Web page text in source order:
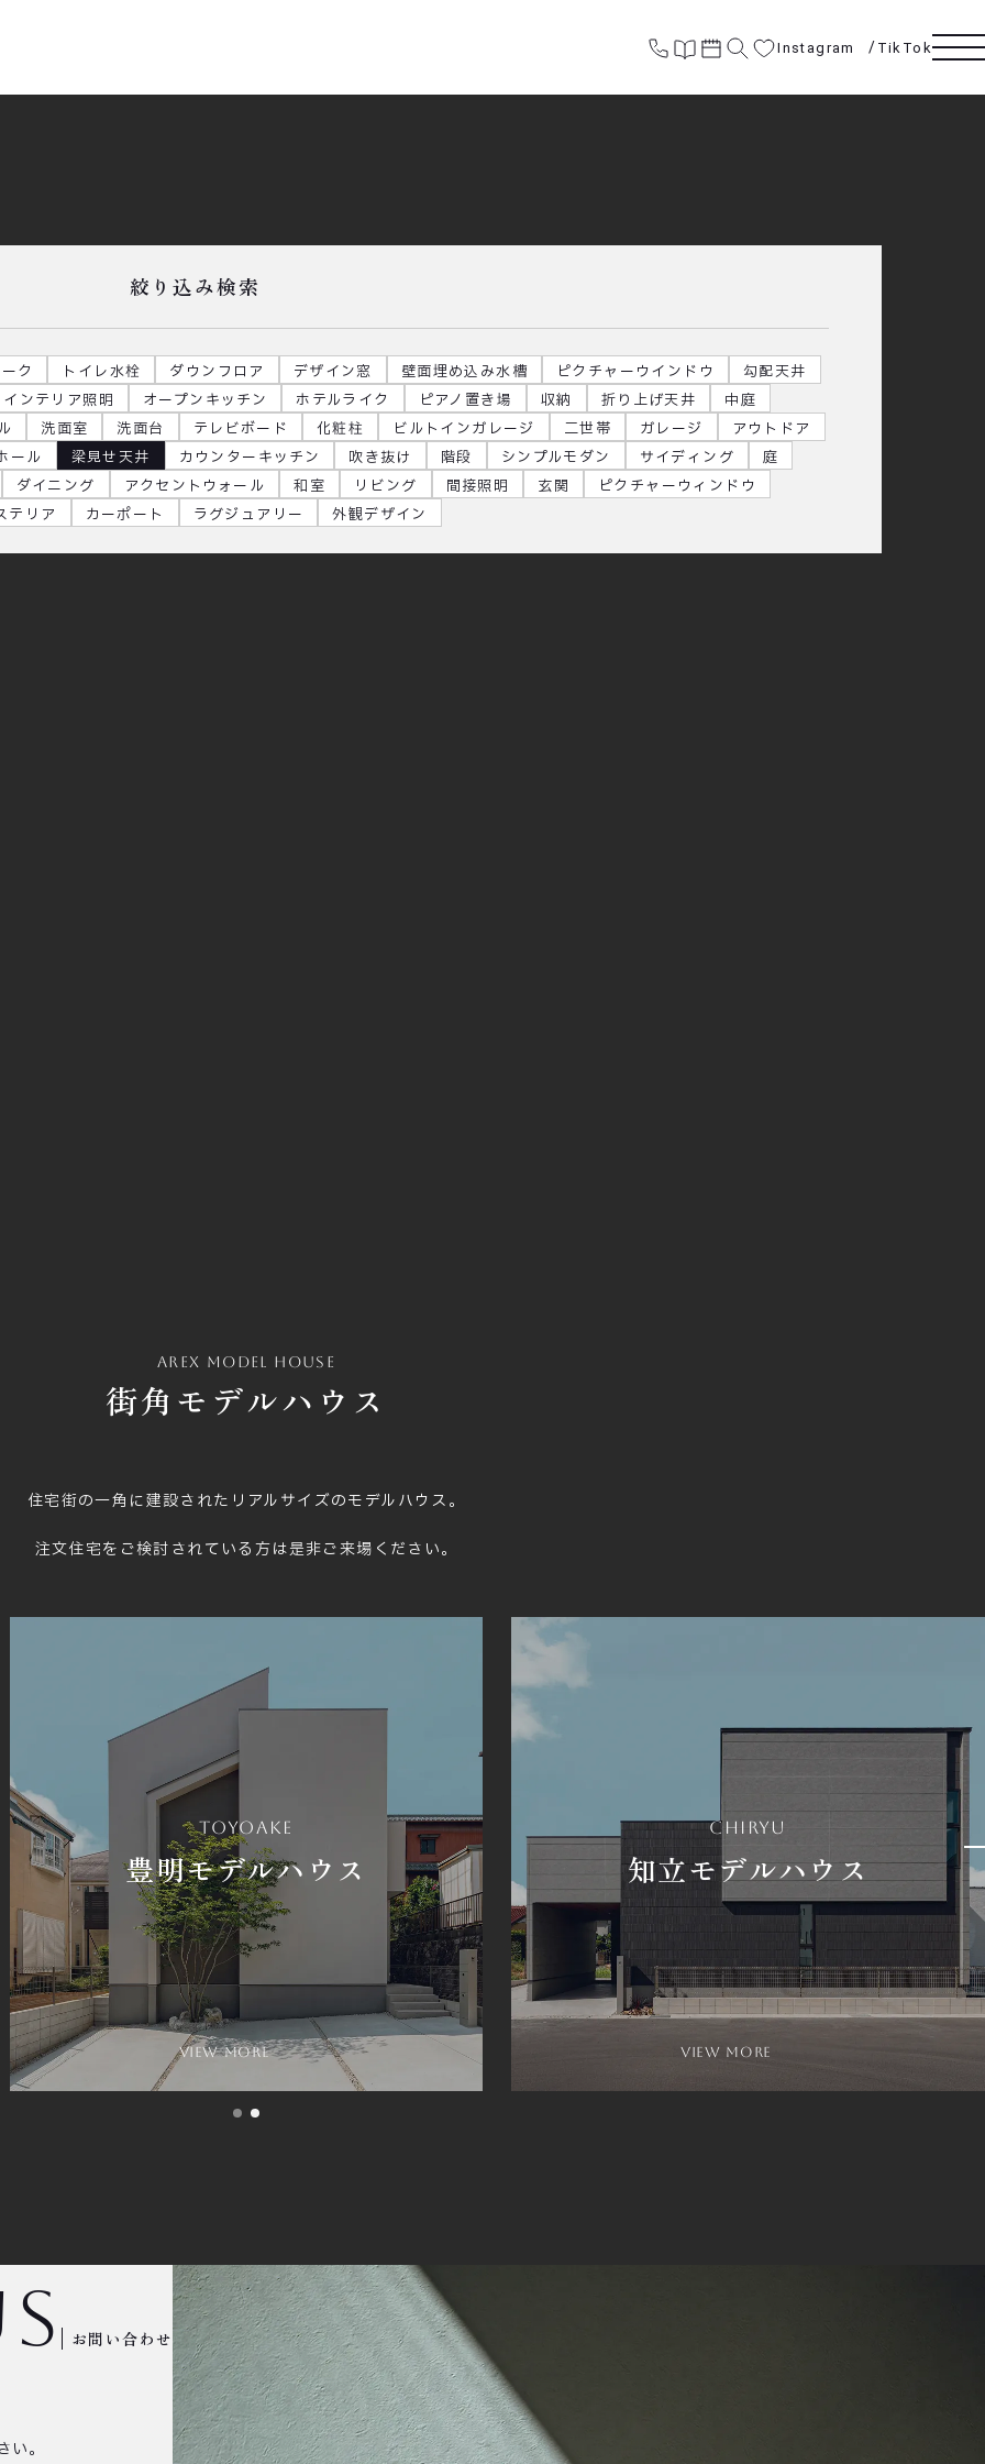
Instagram TikTok
絞り込み検索
ク トイレ水栓 ダウンフロア デザイン窓 壁面埋め込み水槽 ピクチャーウインドウ
勾配天井
インテリア照明
オープンキッチン ホテルライク ピアノ置き場 収納 折り上げ天井
中庭
洗面室 洗面台 テレビボード 化粧柱 ビルトインガレージ 二世帯 ガレージ
アウトドア
ール
梁見せ天井 カウンターキッチン 吹き抜け 階段 シンプルモダン サイディング
庭
ダイニング
アクセントウォール 和室 リビング 間接照明 玄関
ピクチャーウィンドウ
テリア
カーポート ラグジュアリー 外観デザイン
街角モデルハウス
arex model house
住宅街の一角に建設された リアルサイズのモデルハウス。
注文住宅をご検討されている方は是非ご来場ください。
toyoake
豊明モデルハウス
view more
chiryu
知立モデルハウス
view more
お問い合わせ
い。